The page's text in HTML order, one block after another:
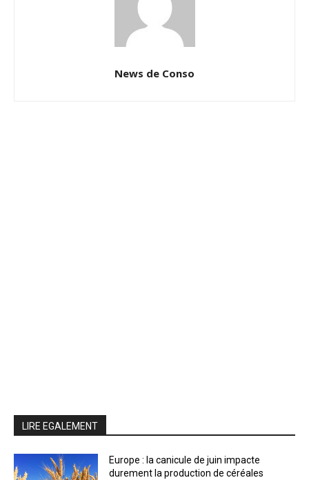
News de Conso
LIRE EGALEMENT
Europe : la canicule de juin impacte
durement la production de céréales